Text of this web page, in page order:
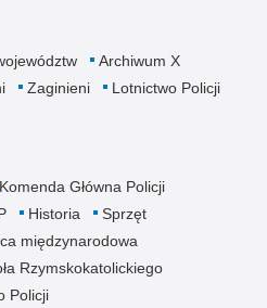
Archiwum X
Zaginieni
Lotnictwo Policji
Komenda Główna Policji
Historia
Sprzęt
międzynarodowa
Rzymskokatolickiego
Policji